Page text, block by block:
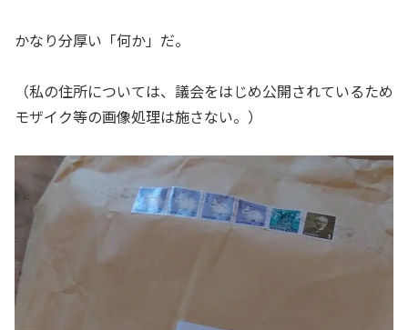
かなり分厚い「何か」だ。
（私の住所については、議会をはじめ公開されているため
モザイク等の画像処理は施さない。）